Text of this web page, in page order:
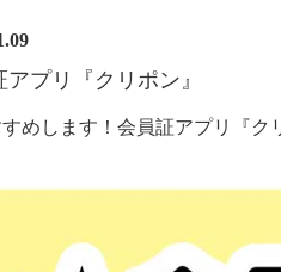
プリ『クリポン』
めします！会員証アプリ『ク